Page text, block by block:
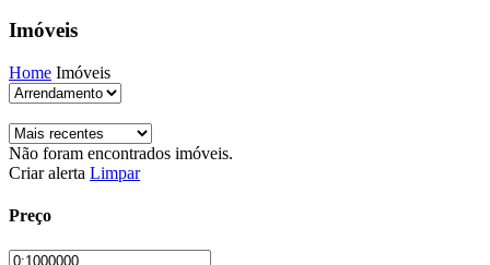
Imóveis
Home Imóveis
Não foram encontrados imóveis.
Criar alerta Limpar
Preço